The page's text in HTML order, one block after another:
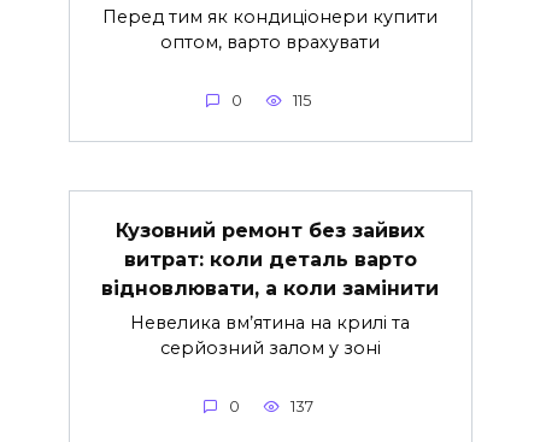
Перед тим як кондиціонери купити
оптом, варто врахувати
0 115
Кузовний ремонт без зайвих
витрат: коли деталь варто
відновлювати, а коли замінити
Невелика вм’ятина на крилі та
серйозний залом у зоні
0 137